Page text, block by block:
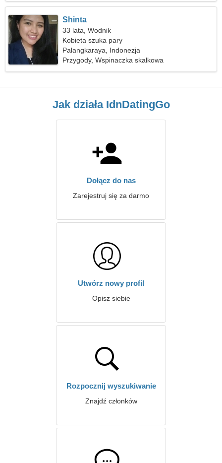
Shinta
33 lata, Wodnik
Kobieta szuka pary
Palangkaraya, Indonezja
Przygody, Wspinaczka skałkowa
Jak działa IdnDatingGo
Dołącz do nas
Zarejestruj się za darmo
Utwórz nowy profil
Opisz siebie
Rozpocznij wyszukiwanie
Znajdź członków